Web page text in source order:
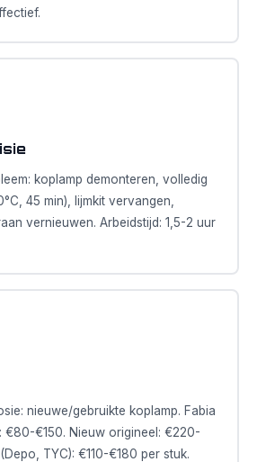
koplamp demonteren, volledig
45 min), lijmkit vervangen,
vernieuwen. Arbeidstijd: 1,5-2 uur
nieuwe/gebruikte koplamp. Fabia
€80-€150. Nieuw origineel: €220-
TYC): €110-€180 per stuk.